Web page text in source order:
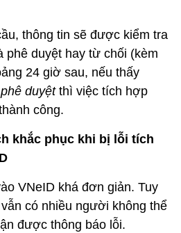
thông tin sẽ được kiểm tra
phê duyệt hay từ chối (kèm
24 giờ sau, nếu thấy
duyệtthì việc tích hợp
công.
khắc phục khi bị lỗi tích
VNeID khá đơn giản. Tuy
có nhiều người không thể
được thông báo lỗi.